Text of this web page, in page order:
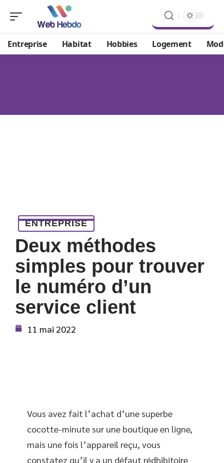
Entreprise Habitat Hobbies Logement
ENTREPRISE
Deux méthodes
simples pour trouver
le numéro d’un
service client
11 mai 2022
Vous avez fait l’achat d’une superbe
cocotte-minute sur une boutique en ligne,
mais une fois l’appareil reçu, vous
constatez qu’il y a un défaut rédhibitoire